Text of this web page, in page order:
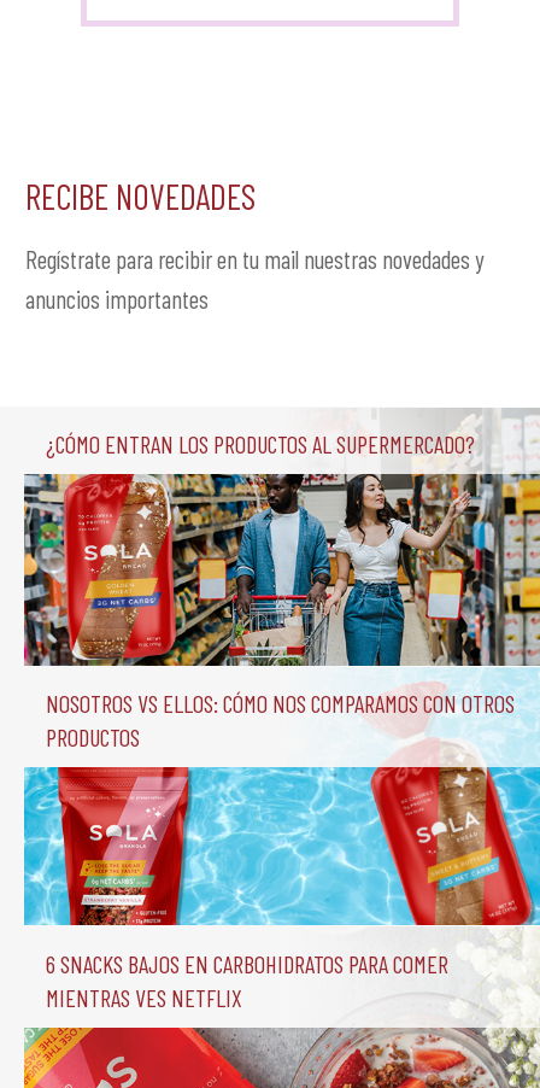
RECIBE NOVEDADES
Regístrate para recibir en tu mail nuestras novedades y
anuncios importantes
¿Cómo entran los productos al supermercado?
Nosotros vs Ellos: Cómo nos comparamos con otros
productos
6 Snacks Bajos en Carbohidratos para comer
mientras ves Netflix